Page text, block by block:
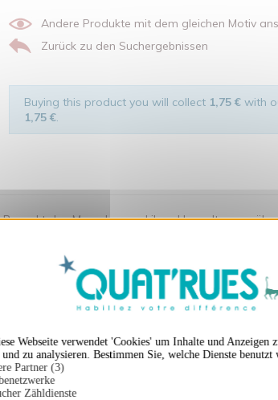
Webseite verwendet 'Cookies' um Inhalte und Anzeigen
und zu analysieren. Bestimmen Sie, welche Dienste benutzt
Partner (3)
Zähldienste
Andere Produkte mit dem gleichen Motiv
Zurück zu den Suchergebnissen
Buying this product you will collect 1,75 €with
1,75 €.
den Menschen und ihrer Umwelt
auch ...